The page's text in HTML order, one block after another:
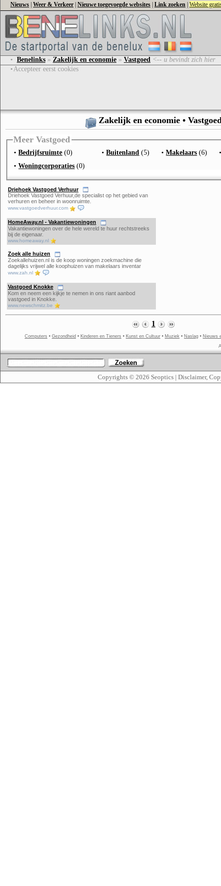
Nieuws Weer & Verkeer Nieuwe toegevoegde websites Link zoeken Website
• Benelinks » Zakelijk en economie » Vastgoed <-- u bevindt zich hier
•Accepteer eerst cookies
Zakelijk en economie •
Meer Vastgoed
•Bedrijfsruimte (0) •Buitenland (5) •Makelaars (6)
•Woningcorporaties (0)
Driehoek Vastgoed Verhuur
Driehoek Vastgoed Verhuur,de specialist op het gebied van
verhuren en beheer in woonruimte.
www.vastgoedverhuur.com
HomeAway.nl - Vakantiewoningen
Vakantiewoningen over de hele wereld te huur rechtstreeks
bij de eigenaar.
www.homeaway.nl
Zoek alle huizen
Zoekallehuizen.nl is de koop woningen zoekmachine die
dagelijks vrijwel alle koophuizen van makelaars inventar
www.zah.nl
Vastgoed Knokke
Kom en neem een kijkje te nemen in ons riant aanbod
vastgoed in Knokke.
www.newschmitz.be
1
Computers • Gezondheid • Kinderen en Tieners • Kunst en Cultuur • Muziek • Naslag • Nieuws
Zoeken
Copyrights © 2026 Seoptics | Disclaimer,